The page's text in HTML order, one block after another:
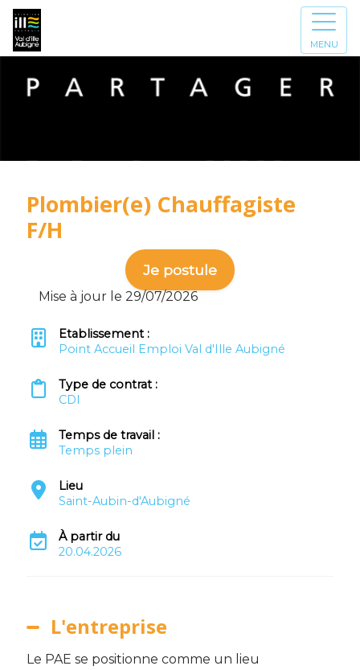
MENU
Plombier(e) Chauffagiste
F/H
Je postule
Mise à jour le 29/07/2026
Etablissement :
Point Accueil Emploi Val d'Ille Aubigné
Type de contrat :
CDI
Temps de travail :
Temps plein
Lieu
Saint-Aubin-d'Aubigné
À partir du
20.04.2026
L'entreprise
Le PAE se positionne comme un lieu